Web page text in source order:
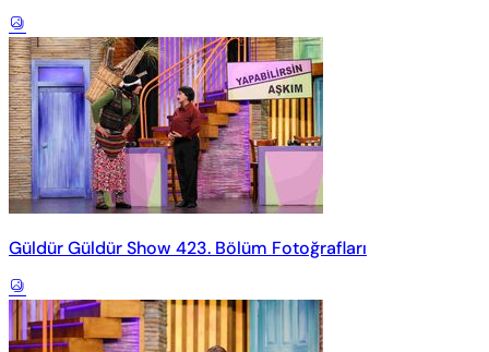
Güldür Güldür Show 423. Bölüm Fotoğrafları